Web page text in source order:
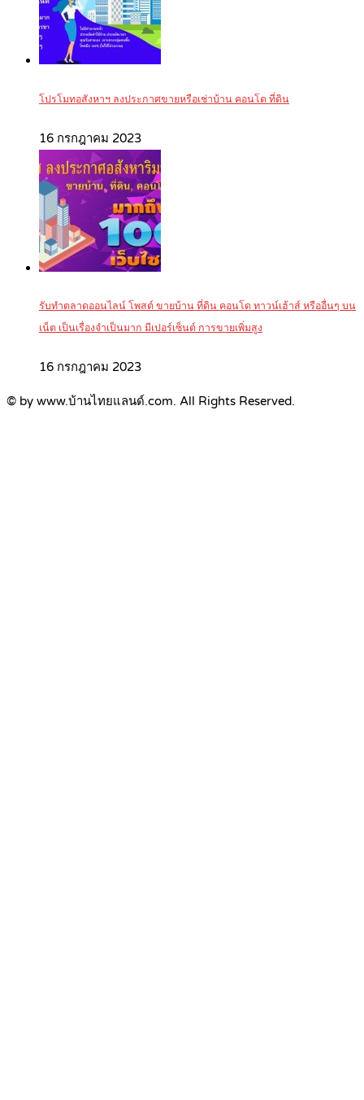
โปรโมทอสังหาฯ ลงประกาศขายหรือเช่าบ้าน คอนโด ที่ดิน
16 กรกฎาคม 2023
รับทำตลาดออนไลน์ โพสต์ ขายบ้าน ที่ดิน คอนโด ทาวน์เฮ้าส์ หรืออื่นๆ บน
เน็ต เป็นเรื่องจำเป็นมาก มีเปอร์เซ็นต์ การขายเพิ่มสูง
16 กรกฎาคม 2023
© by www.บ้านไทยแลนด์.com. All Rights Reserved.